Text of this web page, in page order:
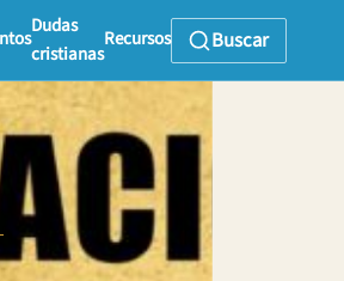
Dudas
cristianas
Recursos Buscar